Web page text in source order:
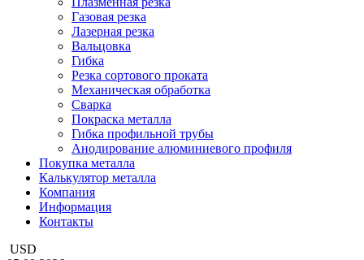
Газовая резка
Лазерная резка
Вальцовка
Гибка
Резка сортового проката
Механическая обработка
Сварка
Покраска металла
Гибка профильной трубы
Анодирование алюминиевого профиля
Покупка металла
Калькулятор металла
Компания
Информация
Контакты
USD